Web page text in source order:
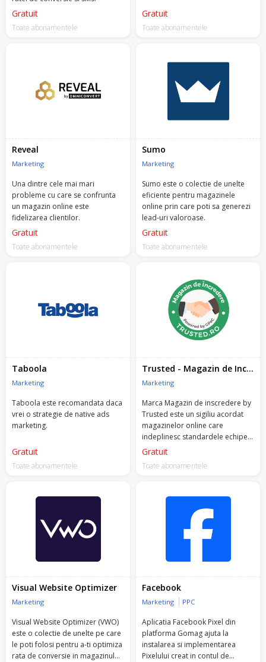
Gratuit
Toate abonamentele
Gratuit
Toate abonamentele
Reveal
Marketing
Una dintre cele mai mari
probleme cu care se confrunta
un magazin online este
fidelizarea clientilor.
Gratuit
Toate abonamentele
Sumo
Marketing
Sumo este o colectie de unelte
eficiente pentru magazinele
online prin care poti sa generezi
lead-uri valoroase.
Gratuit
Toate abonamentele
Taboola
Marketing
Taboola este recomandata daca
vrei o strategie de native ads
marketing.
Gratuit
Toate abonamentele
Trusted - Magazin de Incredere
Marketing
Marca Magazin de inscredere by
Trusted este un sigiliu acordat
magazinelor online care
indeplinesc standardele echipei
Trusted, dezvoltate conform
eCommerce.
Gratuit
Toate abonamentele
Visual Website Optimizer
Marketing
Visual Website Optimizer (VWO)
este o colectie de unelte pe care
le poti folosi pentru a-ti optimiza
rata de conversie in magazinul
Facebook
Marketing PPC
Aplicatia Facebook Pixel din
platforma Gomag ajuta la
instalarea si implementarea
Pixelului creat in contul de